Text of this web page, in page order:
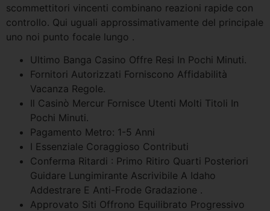
scommettitori vincenti combinano reazioni rapide con
controllo. Qui uguali approssimativamente del principale
uno noi punto focale lungo .
Ultimo Banga Casino Offre Resi In Pochi Minuti.
Fornitori Autorizzati Forniscono Affidabilità
Vacanza Regole.
Il Casinò Mercur Fornisce Utenti Molti Titoli In
Pochi Minuti.
Pagamento Metro: 1-5 Anni
I Essenziale Coraggioso Contributi
Conferma Ritardi : Primo Ritiro Quarti Posteriori
Guidare Lungimirante Ascrivibile A Idaho
Addestrare E Anti-Frode Gradazione .
Approvato Siti Offrono Equilibrato Progressivo